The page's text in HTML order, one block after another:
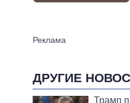
ДРУГИЕ
Трамп